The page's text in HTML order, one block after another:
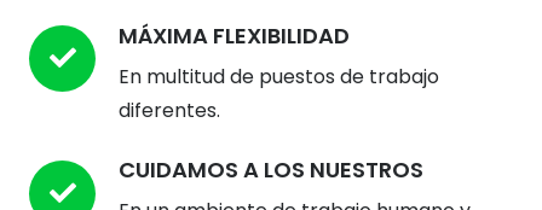
MÁXIMA FLEXIBILIDAD
En multitud de puestos de trabajo
diferentes.
CUIDAMOS A LOS NUESTROS